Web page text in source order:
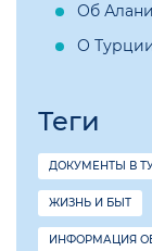
Об
О
Теги
ДОКУМЕНТЫ В
ЖИЗНЬ И БЫТ
ИНФОРМАЦИЯ